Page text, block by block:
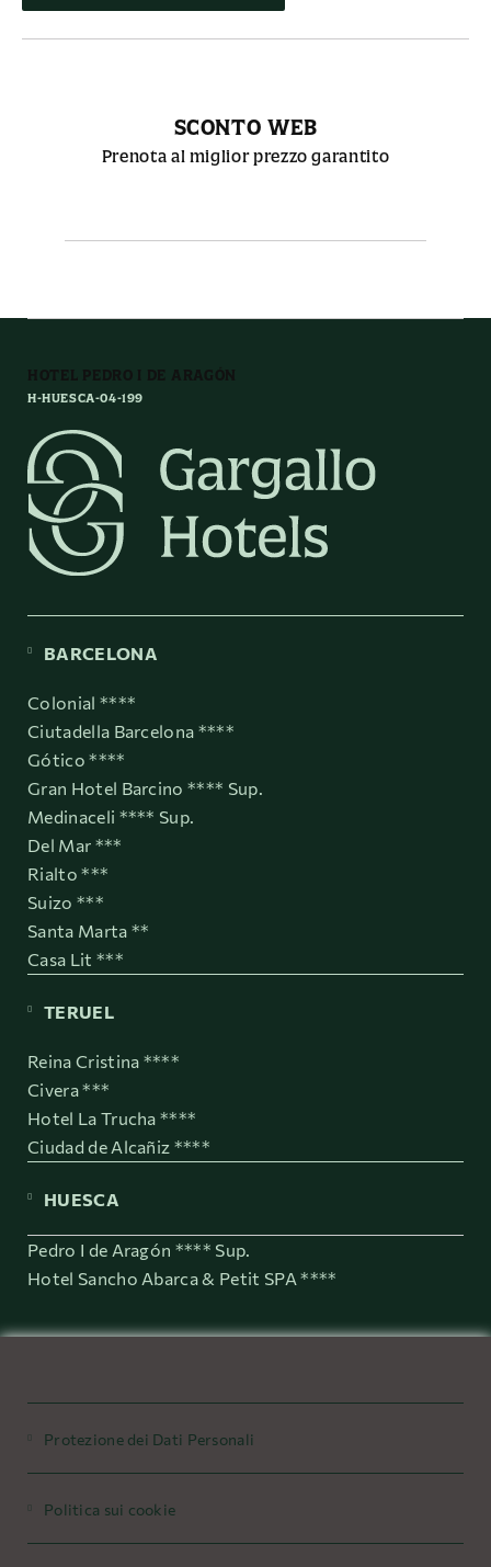
SCONTO WEB
Prenota al miglior prezzo garantito
HOTEL PEDRO I DE ARAGÓN
H-HUESCA-04-199
BARCELONA
Colonial ****
Ciutadella Barcelona ****
Gótico ****
Gran Hotel Barcino **** Sup.
Medinaceli **** Sup.
Del Mar ***
Rialto ***
Suizo ***
Santa Marta **
Casa Lit ***
TERUEL
Reina Cristina ****
Civera ***
Hotel La Trucha ****
Ciudad de Alcañiz ****
HUESCA
Pedro I de Aragón **** Sup.
Hotel Sancho Abarca & Petit SPA ****
Protezione dei Dati Personali
Politica sui cookie